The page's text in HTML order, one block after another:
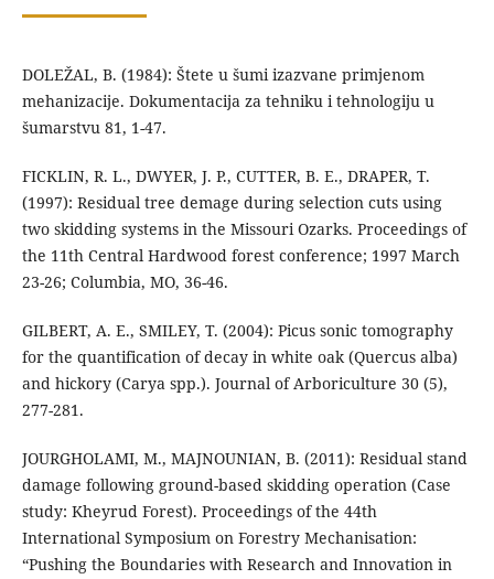
DOLEŽAL, B. (1984): Štete u šumi izazvane primjenom
mehanizacije. Dokumentacija za tehniku i tehnologiju u
šumarstvu 81, 1-47.
FICKLIN, R. L., DWYER, J. P., CUTTER, B. E., DRAPER, T.
(1997): Residual tree demage during selection cuts using
two skidding systems in the Missouri Ozarks. Proceedings of
the 11th Central Hardwood forest conference; 1997 March
23-26; Columbia, MO, 36-46.
GILBERT, A. E., SMILEY, T. (2004): Picus sonic tomography
for the quantification of decay in white oak (Quercus alba)
and hickory (Carya spp.). Journal of Arboriculture 30 (5),
277-281.
JOURGHOLAMI, M., MAJNOUNIAN, B. (2011): Residual stand
damage following ground-based skidding operation (Case
study: Kheyrud Forest). Proceedings of the 44th
International Symposium on Forestry Mechanisation:
“Pushing the Boundaries with Research and Innovation in